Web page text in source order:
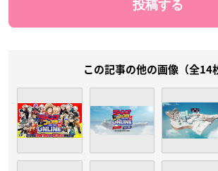
この記事の他の画像（全14